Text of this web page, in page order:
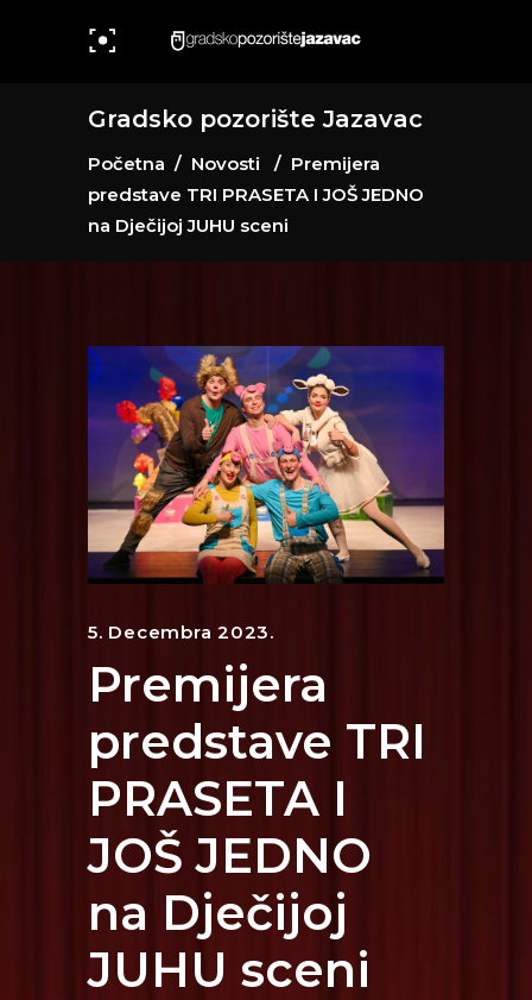
Gradsko pozorište Jazavac
Početna / Novosti / Premijera
predstave TRI PRASETA I JOŠ JEDNO
na Dječijoj JUHU sceni
5. Decembra 2023.
Premijera
predstave TRI
PRASETA I
JOŠ JEDNO
na Dječijoj
JUHU sceni